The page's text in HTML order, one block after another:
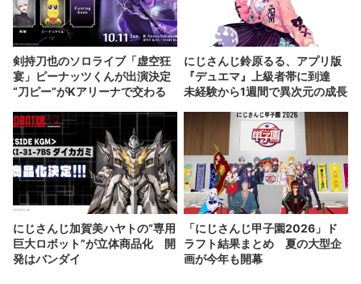
剣持刀也のソロライブ「虚空狂
宴」ピーナッツくんが出演決定
“刀ピー”がKアリーナで交わる
にじさんじ鈴原るる、アプリ版
『デュエマ』上級者帯に到達
未経験から1週間で異次元の成長
にじさんじ加賀美ハヤトの“専用
巨大ロボット”が立体商品化 開
発はバンダイ
「にじさんじ甲子園2026」ド
ラフト結果まとめ 夏の大型企
画が今年も開幕